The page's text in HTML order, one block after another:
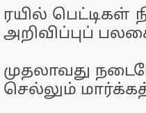
ரயில் பெட்டிகள்
அறிவிப்புப்
முதலாவது
செல்லும்